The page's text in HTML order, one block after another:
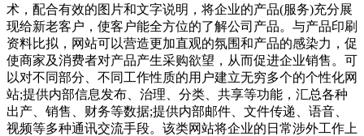
术，配合有效的图片和文字说明，将企业的产品(服务)充分展
现给新老客户，使客户能全方位的了解公司产品。与产品印刷
资料比拟，网站可以营造更加直观的氛围和产品的感染力，促
使商家及消费者对产品产生采购欲望，从而促进企业销售。可
以对不同部分、不同工作性质的用户建立无穷多个的个性化网
站;提供内部信息发布、治理、分类、共享等功能，汇总各种
出产、销售、财务等数据;提供内部邮件、文件传递、语音、
视频等多种通讯交流手段。该类网站将企业的日常涉外工作上